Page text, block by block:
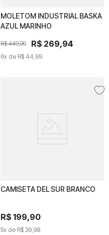
MOLETOM INDUSTRIAL BASKA
AZUL MARINHO
R$ 449,90 R$ 269,94
6x de R$ 44,99
MOLETOM INDUSTRIAL
BASKA AZUL MARINHO
R$ 449 90 R$ 269,94
6x deR$ 44
CAMISETA DEL SUR BRANCO
R$ 199,90
5x de R$ 39,98
CAMISETA DEL SUR
R$ 199,90
5x deR$ 39